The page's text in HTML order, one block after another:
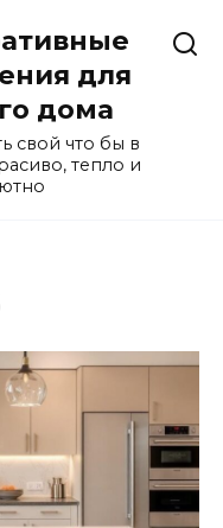
для
дома
свой что бы в
тепло и